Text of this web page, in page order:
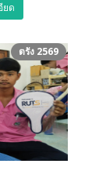
ยด
ตรัง 2569